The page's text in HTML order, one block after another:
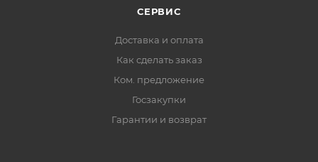
СЕРВИС
Доставка и оплата
Как сделать заказ
Ком. предложение
Госзакупки
Гарантии и возврат